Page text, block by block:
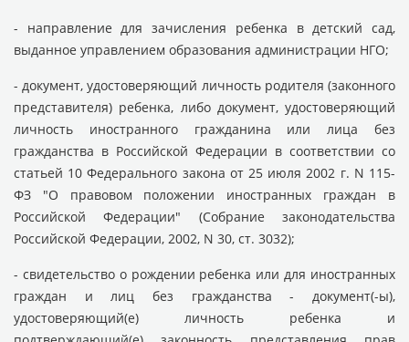
- направление для зачисления ребенка в детский сад,
выданное управлением образования администрации НГО;
- документ, удостоверяющий личность родителя (законного
представителя) ребенка, либо документ, удостоверяющий
личность иностранного гражданина или лица без
гражданства в Российской Федерации в соответствии со
статьей 10 Федерального закона от 25 июля 2002 г. N 115-
ФЗ "О правовом положении иностранных граждан в
Российской Федерации" (Собрание законодательства
Российской Федерации, 2002, N 30, ст. 3032);
- свидетельство о рождении ребенка или для иностранных
граждан и лиц без гражданства - документ(-ы),
удостоверяющий(е) личность ребенка и